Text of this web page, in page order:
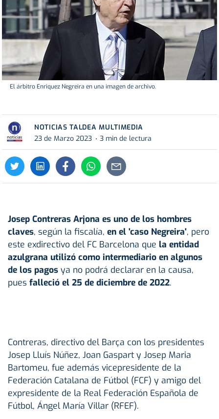
El árbitro Enriquez Negreira en una imagen de archivo.
NOTICIAS TALDEA MULTIMEDIA
23 de Marzo 2023
3 min de lectura
Josep Contreras Arjona es uno de los hombres
claves, según la fiscalía, en el 'caso Negreira', pero
este exdirectivo del FC Barcelona que la entidad
azulgrana utilizó como intermediario en algunos
de los pagos ya no podrá declarar en la causa,
pues falleció el 25 de diciembre de 2022.
Contreras, directivo del Barça con los presidentes
Josep Lluís Núñez, Joan Gaspart y Josep Maria
Bartomeu, fue además vicepresidente de la
Federación Catalana de Fútbol (FCF) y amigo del
expresidente de la Real Federación Española de
Fútbol, Ángel María Villar (RFEF).